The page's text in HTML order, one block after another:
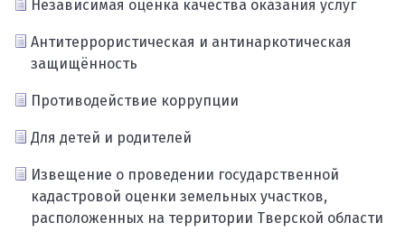
Независимая оценка качества оказания услуг
Антитеррористическая и антинаркотическая
защищённость
Противодействие коррупции
Для детей и родителей
Извещение о проведении государственной
кадастровой оценки земельных участков,
расположенных на территории Тверской области